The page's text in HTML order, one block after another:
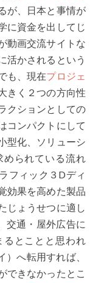
が、日本と事情が
に資金を出してじ
動画交流サイトな
活かされるという
も、現在プロジェ
きく２つの方向性
クションとしての
コンパクトにして
型化、ソリューシ
められている流れ
フィック３Dディ
効果を高めた製品
じょうせつに適し
交通・屋外広告に
るとことと思われ
）へ転用すれば、
できなかったとこ